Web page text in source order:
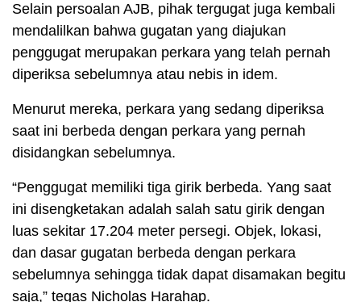
Selain persoalan AJB, pihak tergugat juga kembali
mendalilkan bahwa gugatan yang diajukan
penggugat merupakan perkara yang telah pernah
diperiksa sebelumnya atau nebis in idem.
Menurut mereka, perkara yang sedang diperiksa
saat ini berbeda dengan perkara yang pernah
disidangkan sebelumnya.
“Penggugat memiliki tiga girik berbeda. Yang saat
ini disengketakan adalah salah satu girik dengan
luas sekitar 17.204 meter persegi. Objek, lokasi,
dan dasar gugatan berbeda dengan perkara
sebelumnya sehingga tidak dapat disamakan begitu
saja,” tegas Nicholas Harahap.